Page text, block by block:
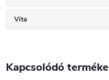
Vita
Kapcsolódó